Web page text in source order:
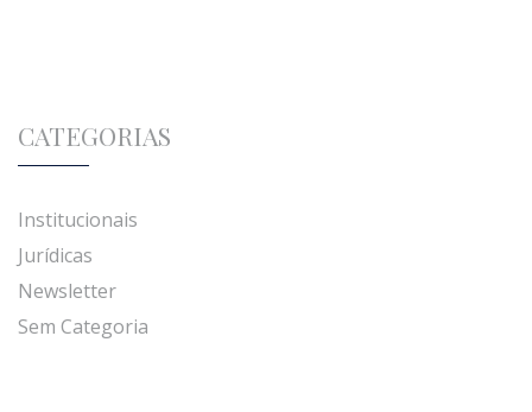
CATEGORIAS
Institucionais
Jurídicas
Newsletter
Sem Categoria